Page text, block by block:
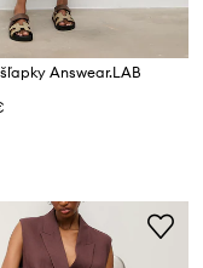
Answear.LAB